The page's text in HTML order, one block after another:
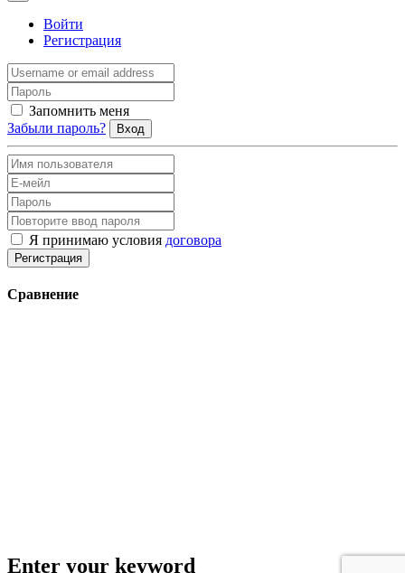
Войти
Регистрация
Запомнить меня
Забыли пароль?
Вход
Я принимаю условия договора
Регистрация
Сравнение
Enter your keyword